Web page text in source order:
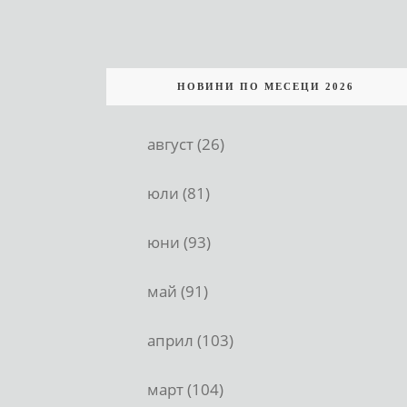
НОВИНИ ПО МЕСЕЦИ 2026
август (26)
юли (81)
юни (93)
май (91)
април (103)
март (104)